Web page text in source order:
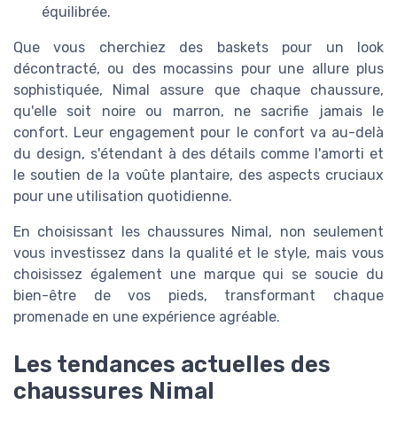
équilibrée.
Que vous cherchiez des baskets pour un look
décontracté, ou des mocassins pour une allure plus
sophistiquée, Nimal assure que chaque chaussure,
qu'elle soit noire ou marron, ne sacrifie jamais le
confort. Leur engagement pour le confort va au-delà
du design, s'étendant à des détails comme l'amorti et
le soutien de la voûte plantaire, des aspects cruciaux
pour une utilisation quotidienne.
En choisissant les chaussures Nimal, non seulement
vous investissez dans la qualité et le style, mais vous
choisissez également une marque qui se soucie du
bien-être de vos pieds, transformant chaque
promenade en une expérience agréable.
Les tendances actuelles des
chaussures Nimal